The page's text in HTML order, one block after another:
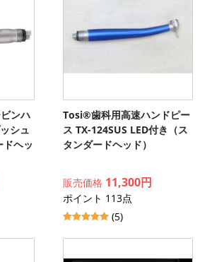
ンハ
シュ
ドヘッ
Tosi®歯科用高速ハンドピー
ス TX-124SUS LED付き（ス
タンダードヘッド）
販売価格 11,300円
ポイント 113点
(5)